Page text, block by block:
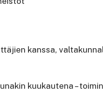
kanssa,
kuukautena –